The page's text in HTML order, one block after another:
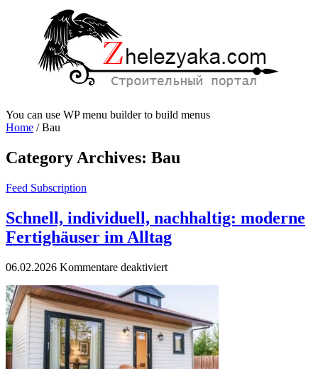
You can use WP menu builder to build menus
Home /Bau
Category Archives: Bau
Feed Subscription
Schnell, individuell, nachhaltig: moderne
Fertighäuser im Alltag
06.02.2026 Kommentare deaktiviertfür
moderne
Fertighäuser
im
Alltag